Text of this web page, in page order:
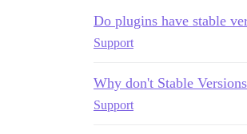
Do plugins have stable
Support
Why don't Stable
Support